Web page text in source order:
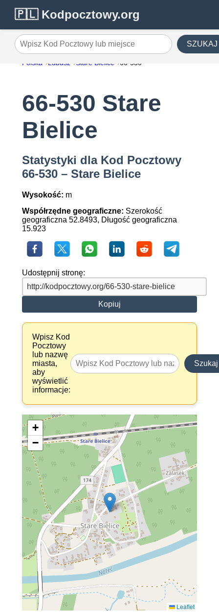
🇵🇱 Kodpocztowy.org
Wpisz Kod Pocztowy lub miejsce SZUKAJ
Polska Lubusz Stare Bielice 66-530
66-530 Stare
Bielice
Statystyki dla Kod Pocztowy
66-530 – Stare Bielice
Wysokość: m
Współrzędne geograficzne: Szerokość
geograficzna 52.8493, Długość geograficzna
15.923
Udostępnij stronę:
Kopiuj
Wpisz Kod
Pocztowy
lub nazwę
miasta,
aby
wyświetlić
informacje:
Szukaj
+
−
Leaflet